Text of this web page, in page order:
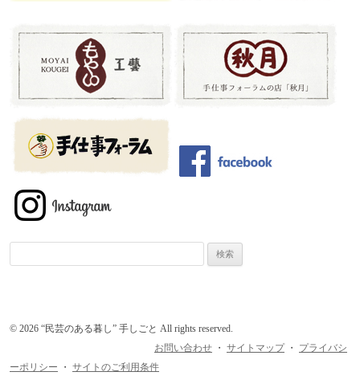
索:
© 2026 “民芸のある暮し” 手しごと All rights reserved.
お問い合わせ ・ サイトマップ・ プライバシ
ーポリシー ・ サイトのご利用条件